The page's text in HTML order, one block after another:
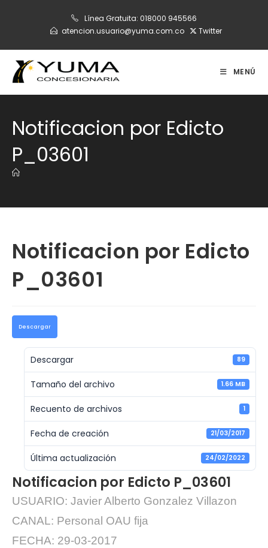
Línea Gratuita: 018000 945566
atencion.usuario@yuma.com.co
Twitter
MENÚ
Notificacion por Edicto
P_03601
Notificacion por Edicto
P_03601
Descargar
Descargar 89
Tamaño del archivo 1.66 MB
Recuento de archivos 1
Fecha de creación 21/03/2017
Última actualización 24/02/2022
Notificacion por Edicto P_03601
USUARIO: Javier Alberto Gonzalez Villazon
CANAL: Personal OAU fija
FECHA: 29-03-2017